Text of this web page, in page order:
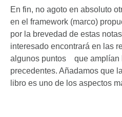
En fin, no agoto en absoluto
en el framework (marco)
por la brevedad de estas
interesado encontrará en las
algunos puntos que amplían
precedentes. Añadamos que
libro es uno de los aspectos